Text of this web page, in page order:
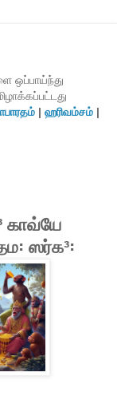
ஒப்பாய்ந்து
| ஹரிவம்சம் |
காவ்யே
ஸர்க³꞉